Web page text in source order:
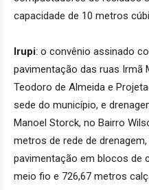
capacidade de 10 metros
Irupi: o convênio assinado
pavimentação das ruas Irmã
Teodoro de Almeida e
sede do município, e
Manoel Storck, no Bairro
metros de rede de
pavimentação em blocos de
meio fio e 726,67 metros